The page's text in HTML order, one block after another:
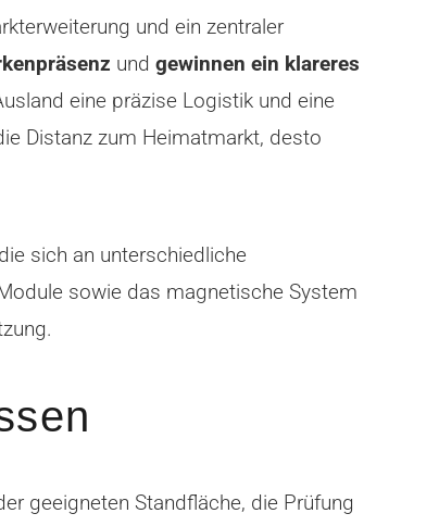
und ein zentraler
und gewinnen ein klareres
eine präzise Logistik und eine
Distanz zum Heimatmarkt, desto
sich an unterschiedliche
sowie das magnetische System
geeigneten Standfläche, die Prüfung